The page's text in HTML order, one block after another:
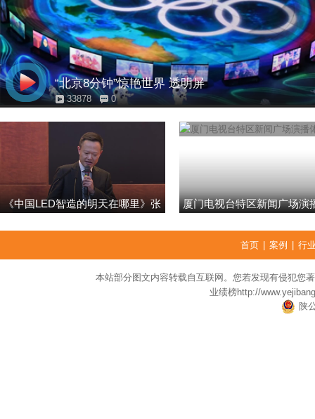
“北京8分钟”惊艳世界 透明屏
33878 0
《中国LED智造的明天在哪里》张
厦门电视台特区新闻广场演
首页 案例 行
本站部分图文内容转载自互联网。您若发现有侵犯您
业绩榜http://
陕